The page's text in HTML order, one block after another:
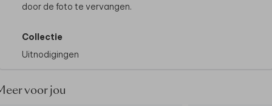
door de foto te vervangen.
Collectie
Uitnodigingen
voor jou